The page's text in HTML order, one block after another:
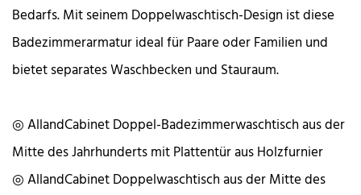
Bedarfs. Mit seinem Doppelwaschtisch-Design ist diese
Badezimmerarmatur ideal für Paare oder Familien und
bietet separates Waschbecken und Stauraum.
◎ AllandCabinet Doppel-Badezimmerwaschtisch aus der
Mitte des Jahrhunderts mit Plattentür aus Holzfurnier
◎ AllandCabinet Doppelwaschtisch aus der Mitte des